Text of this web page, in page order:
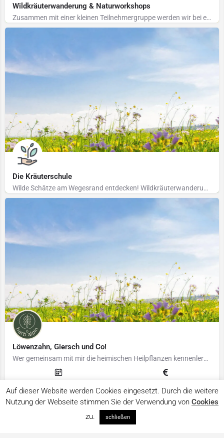
Wildkräuterwanderung & Naturworkshops
Zusammen mit einer kleinen Teilnehmergruppe werden wir bei einer ca. 3 stündigen Wanderung auf Wiesen und in…
Die Kräuterschule
Wilde Schätze am Wegesrand entdecken! Wildkräuterwanderungen biete ich z.B. über die VHS Papenburg und über…
Löwenzahn, Giersch und Co!
Wer gemeinsam mit mir die heimischen Heilpflanzen kennenlernen möchte, ist herzlich eingeladen mich auf der…
Auf dieser Website werden Cookies eingesetzt. Durch die weitere
Nutzung der Webseite stimmen Sie der Verwendung von Cookies
zu.
schließen